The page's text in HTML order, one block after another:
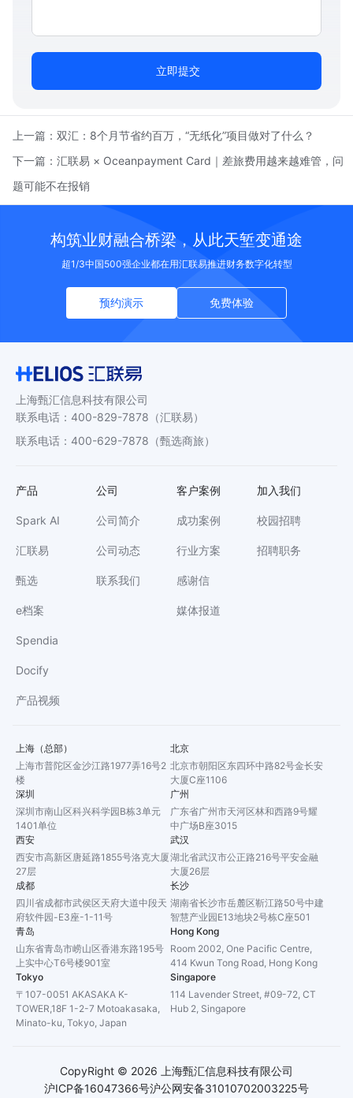
立即提交
上一篇： 双汇：8个月节省约百万，“无纸化”项目做对了什么？
下一篇： 汇联易 × Oceanpayment Card｜差旅费用越来越难管，问
题可能不在报销
构筑业财融合桥梁，从此天堑变通途
超1/3中国500强企业都在用汇联易推进财务数字化转型
预约演示 免费体验
上海甄汇信息科技有限公司
联系电话 ： 400-829-7878 （汇联易）
联系电话 ： 400-629-7878 （甄选商旅）
产品
Spark AI
汇联易
甄选
e档案
Spendia
Docify
产品视频
公司
公司简介
公司动态
联系我们
客户案例
成功案例
行业方案
感谢信
媒体报道
加入我们
校园招聘
招聘职务
上海（总部）
上海市普陀区金沙江路1977弄16号2
楼
北京
北京市朝阳区东四环中路82号金长安
大厦C座1106
深圳
深圳市南山区科兴科学园B栋3单元
1401单位
广州
广东省广州市天河区林和西路9号耀
中广场B座3015
西安
西安市高新区唐延路1855号洛克大厦
27层
武汉
湖北省武汉市公正路216号平安金融
大厦26层
成都
四川省成都市武侯区天府大道中段天
府软件园-E3座-1-11号
长沙
湖南省长沙市岳麓区靳江路50号中建
智慧产业园E13地块2号栋C座501
青岛
山东省青岛市崂山区香港东路195号
上实中心T6号楼901室
Hong Kong
Room 2002, One Pacific Centre,
414 Kwun Tong Road, Hong Kong
Tokyo
〒107-0051 AKASAKA K-
TOWER,18F 1-2-7 Motoakasaka,
Minato-ku, Tokyo, Japan
Singapore
114 Lavender Street, #09-72, CT
Hub 2, Singapore
沪ICP备16047366号沪公网安备31010702003225号
CopyRight © 2026 上海甄汇信息科技有限公司